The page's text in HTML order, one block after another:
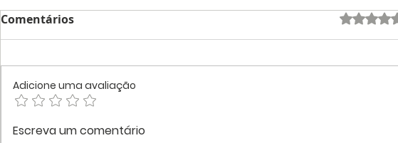
Comentários Avaliado
Adicione uma avaliação
Escreva um comentário